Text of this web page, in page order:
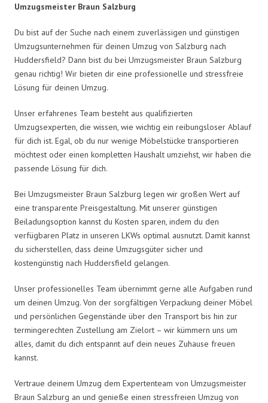
Umzugsmeister Braun Salzburg
Du bist auf der Suche nach einem zuverlässigen und günstigen
Umzugsunternehmen für deinen Umzug von Salzburg nach
Huddersfield? Dann bist du bei Umzugsmeister Braun Salzburg
genau richtig! Wir bieten dir eine professionelle und stressfreie
Lösung für deinen Umzug.
Unser erfahrenes Team besteht aus qualifizierten
Umzugsexperten, die wissen, wie wichtig ein reibungsloser Ablauf
für dich ist. Egal, ob du nur wenige Möbelstücke transportieren
möchtest oder einen kompletten Haushalt umziehst, wir haben die
passende Lösung für dich.
Bei Umzugsmeister Braun Salzburg legen wir großen Wert auf
eine transparente Preisgestaltung. Mit unserer günstigen
Beiladungsoption kannst du Kosten sparen, indem du den
verfügbaren Platz in unseren LKWs optimal ausnutzt. Damit kannst
du sicherstellen, dass deine Umzugsgüter sicher und
kostengünstig nach Huddersfield gelangen.
Unser professionelles Team übernimmt gerne alle Aufgaben rund
um deinen Umzug. Von der sorgfältigen Verpackung deiner Möbel
und persönlichen Gegenstände über den Transport bis hin zur
termingerechten Zustellung am Zielort – wir kümmern uns um
alles, damit du dich entspannt auf dein neues Zuhause freuen
kannst.
Vertraue deinem Umzug dem Expertenteam von Umzugsmeister
Braun Salzburg an und genieße einen stressfreien Umzug von